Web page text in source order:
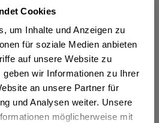
Cookies
um Inhalte und Anzeigen zu
für soziale Medien anbieten
auf unsere Website zu
wir Informationen zu Ihrer
an unsere Partner für
und Analysen weiter. Unsere
möglicherweise mit